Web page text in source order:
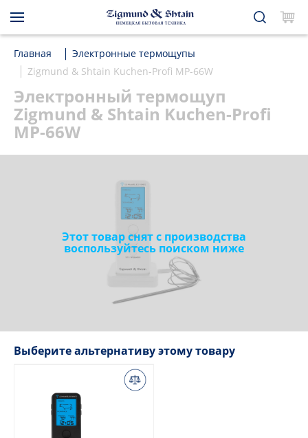
Главная
Электронные термощупы
Zigmund & Shtain Kuchen-Profi MP-66W
Электронный термощуп
Zigmund & Shtain Kuchen-Profi
MP-66W
Этот товар снят с производства
воспользуйтесь поиском ниже
Выберите альтернативу этому товару